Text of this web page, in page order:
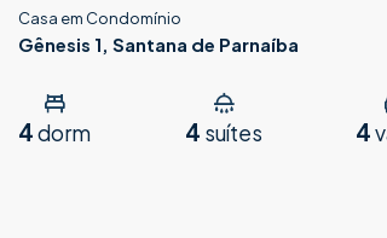
Casa em Condomínio
Gênesis 1, Santana de Parnaíba
4 dorm 4 suítes 4